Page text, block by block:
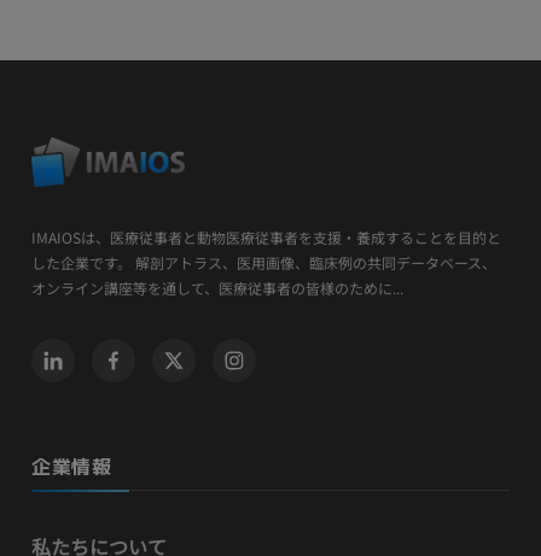
IMAIOSは、医療従事者と動物医療従事者を支援・養成することを目的と
した企業です。 解剖アトラス、医用画像、臨床例の共同データベース、
オンライン講座等を通して、医療従事者の皆様のために...
企業情報
私たちについて